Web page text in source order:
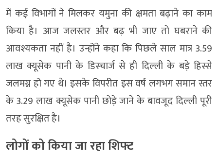
में कई विभागों ने मिलकर यमुना की क्षमता बढ़ाने का काम
किया है। आज जलस्तर और बढ़ भी जाए तो घबराने की
आवश्यकता नहीं है। उन्होंने कहा कि पिछले साल मात्र 3.59
लाख क्यूसेक पानी के डिस्चार्ज से ही दिल्ली के बड़े हिस्से
जलमग्न हो गए थे। इसके विपरीत इस वर्ष लगभग समान स्तर
के 3.29 लाख क्यूसेक पानी छोड़े जाने के बावजूद दिल्ली पूरी
तरह सुरक्षित है।
लोगों को किया जा रहा शिफ्ट